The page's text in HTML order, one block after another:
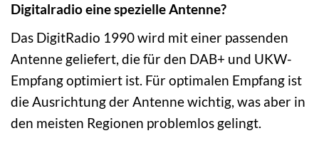
Digitalradio eine spezielle Antenne?
Das DigitRadio 1990 wird mit einer passenden
Antenne geliefert, die für den DAB+ und UKW-
Empfang optimiert ist. Für optimalen Empfang ist
die Ausrichtung der Antenne wichtig, was aber in
den meisten Regionen problemlos gelingt.